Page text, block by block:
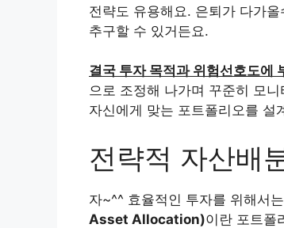
전략도 유용해요. 은퇴가 다가
추구할 수 있거든요.
결국 투자 목적과 위험선호도에
으로 조정해 나가며 꾸준히 모
자신에게 맞는 포트폴리오를 설
전략적 자산배
자~^^ 효율적인 투자를 위해서는
Asset Allocation)이란 포트폴